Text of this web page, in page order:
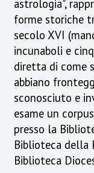
astrologia",
forme storiche
secolo XVI
incunaboli e
diretta di come
abbiano
sconosciuto e
esame un
presso la
Biblioteca della
Biblioteca